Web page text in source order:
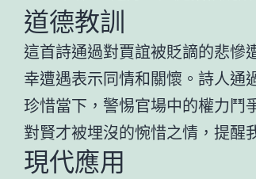
道德教訓
這首詩通過對賈誼被貶謫的悲慘
幸遭遇表示同情和關懷。詩人通
珍惜當下，警惕官場中的權力鬥
對賢才被埋沒的惋惜之情，提醒
現代應用